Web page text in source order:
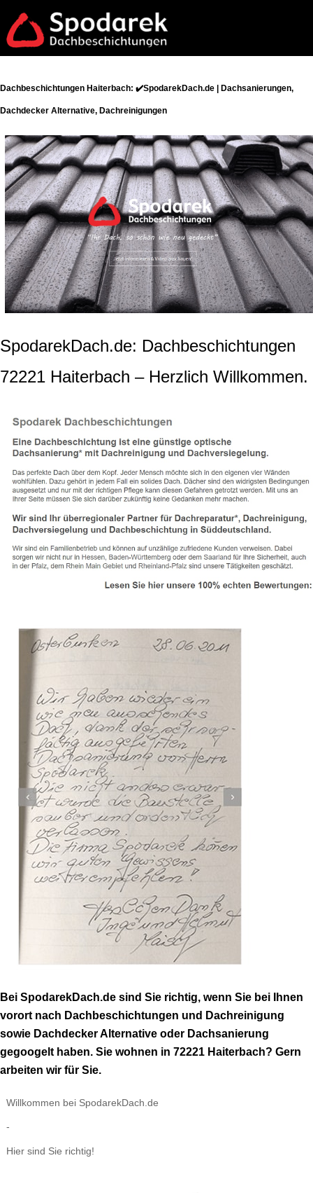
Dachbeschichtungen Haiterbach: ✔️SpodarekDach.de | Dachsanierungen,
Dachdecker Alternative, Dachreinigungen
SpodarekDach.de: Dachbeschichtungen
72221 Haiterbach – Herzlich Willkommen.
Bei SpodarekDach.de sind Sie richtig, wenn Sie bei Ihnen
vorort nach Dachbeschichtungen und Dachreinigung
sowie Dachdecker Alternative oder Dachsanierung
gegoogelt haben. Sie wohnen in 72221 Haiterbach? Gern
arbeiten wir für Sie.
Willkommen bei SpodarekDach.de
-
Hier sind Sie richtig!